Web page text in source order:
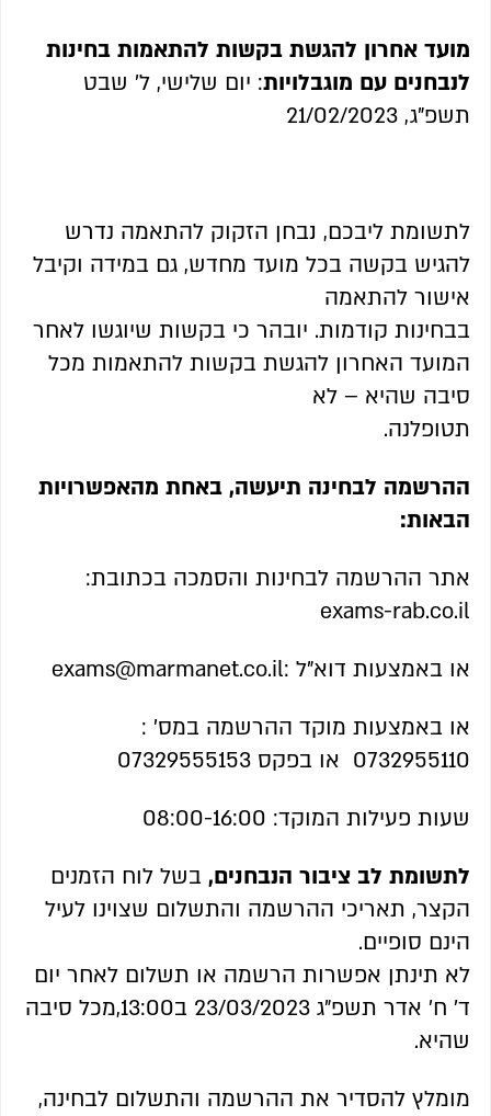
מועד אחרון להגשת בקשות להתאמות בחינות
לנבחנים עם מוגבלויות: יום שלישי, ל' שבט
תשפ"ג, 21/02/2023
לתשומת ליבכם, נבחן הזקוק להתאמה נדרש
להגיש בקשה בכל מועד מחדש, גם במידה וקיבל
אישור להתאמה
בבחינות קודמות. יובהר כי בקשות שיוגשו לאחר
המועד האחרון להגשת בקשות להתאמות מכל
סיבה שהיא – לא
תטופלנה.
ההרשמה לבחינה תיעשה, באחת מהאפשרויות
הבאות:
אתר ההרשמה לבחינות והסמכה בכתובת:
exams-rab.co.il
או באמצעות דוא"ל :exams@marmanet.co.il
או באמצעות מוקד ההרשמה במס' :
0732955110 או בפקס 07329555153
שעות פעילות המוקד: 08:00-16:00
לתשומת לב ציבור הנבחנים, בשל לוח הזמנים
הקצר, תאריכי ההרשמה והתשלום שצוינו לעיל
הינם סופיים.
לא תינתן אפשרות הרשמה או תשלום לאחר יום
ד' ח' אדר תשפ"ג 23/03/2023 ב13:00,מכל סיבה
שהיא.
מומלץ להסדיר את ההרשמה והתשלום לבחינה,